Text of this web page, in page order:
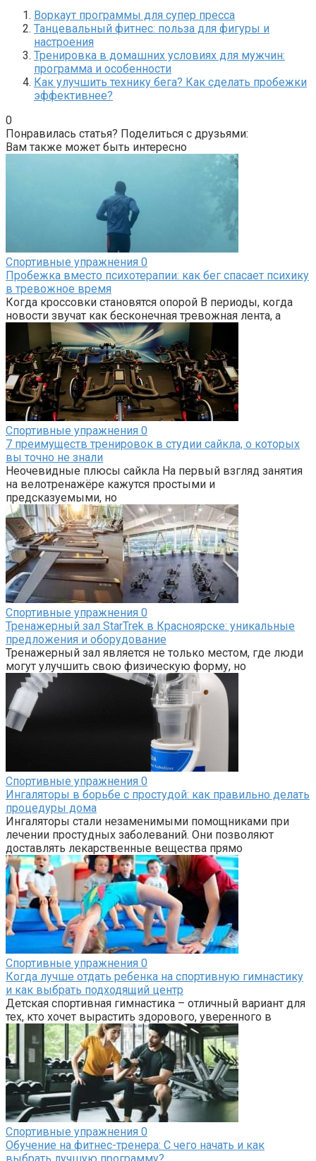
Воркаут программы для супер пресса
Танцевальный фитнес: польза для фигуры и
настроения
Тренировка в домашних условиях для мужчин:
программа и особенности
Как улучшить технику бега? Как сделать пробежки
эффективнее?
0
Понравилась статья? Поделиться с друзьями:
Вам также может быть интересно
Спортивные упражнения 0
Пробежка вместо психотерапии: как бег спасает психику
в тревожное время
Когда кроссовки становятся опорой В периоды, когда
новости звучат как бесконечная тревожная лента, а
Спортивные упражнения 0
7 преимуществ тренировок в студии сайкла, о которых
вы точно не знали
Неочевидные плюсы сайкла На первый взгляд занятия
на велотренажёре кажутся простыми и
предсказуемыми, но
Спортивные упражнения 0
Тренажерный зал StarTrek в Красноярске: уникальные
предложения и оборудование
Тренажерный зал является не только местом, где люди
могут улучшить свою физическую форму, но
Спортивные упражнения 0
Ингаляторы в борьбе с простудой: как правильно делать
процедуры дома
Ингаляторы стали незаменимыми помощниками при
лечении простудных заболеваний. Они позволяют
доставлять лекарственные вещества прямо
Спортивные упражнения 0
Когда лучше отдать ребенка на спортивную гимнастику
и как выбрать подходящий центр
Детская спортивная гимнастика – отличный вариант для
тех, кто хочет вырастить здорового, уверенного в
Спортивные упражнения 0
Обучение на фитнес-тренера: С чего начать и как